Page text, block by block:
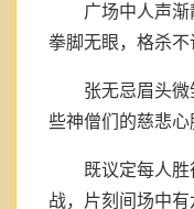
广场中人声
拳脚无眼，格杀
张无忌眉头
些神僧们的慈悲心
既议定每人
战，片刻间场中